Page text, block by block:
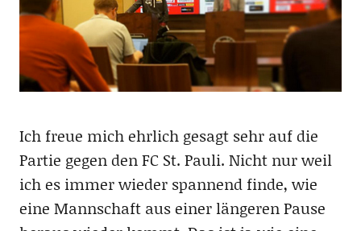
Ich freue mich ehrlich gesagt sehr auf die
Partie gegen den FC St. Pauli. Nicht nur weil
ich es immer wieder spannend finde, wie
eine Mannschaft aus einer längeren Pause